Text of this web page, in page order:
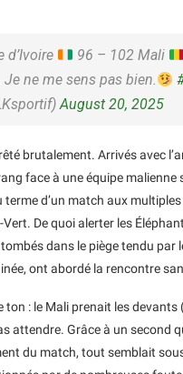
d’Ivoire
96 – 102 Mali
ne me sens pas bien.
August 20, 2025
brutalement. Arrivés avec
face à une équipe
d’un match aux
De quoi alerter les
dans le piège tendu
ont abordé la rencontre
: le Mali prenait les
attendre. Grâce à un second
du match, tout semblait